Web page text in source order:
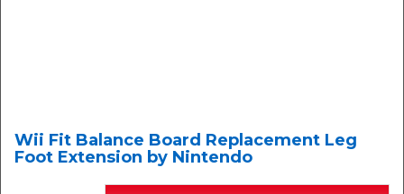
Wii Fit Balance Board Replacement Leg
Foot Extension by Nintendo